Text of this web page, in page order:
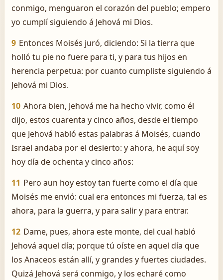
conmigo, menguaron el corazón del pueblo; empero
yo cumplí siguiendo á Jehová mi Dios.
9 Entonces Moisés juró, diciendo: Si la tierra que
holló tu pie no fuere para ti, y para tus hijos en
herencia perpetua: por cuanto cumpliste siguiendo á
Jehová mi Dios.
10 Ahora bien, Jehová me ha hecho vivir, como él
dijo, estos cuarenta y cinco años, desde el tiempo
que Jehová habló estas palabras á Moisés, cuando
Israel andaba por el desierto: y ahora, he aquí soy
hoy día de ochenta y cinco años:
11 Pero aun hoy estoy tan fuerte como el día que
Moisés me envió: cual era entonces mi fuerza, tal es
ahora, para la guerra, y para salir y para entrar.
12 Dame, pues, ahora este monte, del cual habló
Jehová aquel día; porque tú oíste en aquel día que
los Anaceos están allí, y grandes y fuertes ciudades.
Quizá Jehová será conmigo, y los echaré como